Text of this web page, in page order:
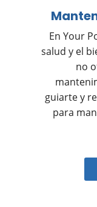
En Your
salud y el
no
guiarte y
para